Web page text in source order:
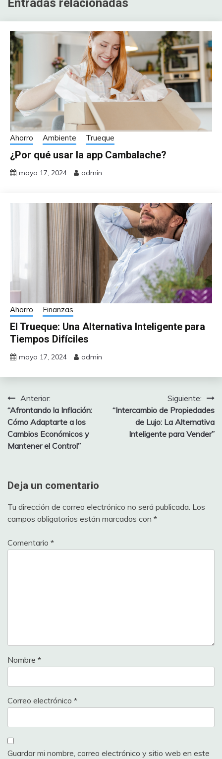
Ahorro Ambiente Trueque
¿Por qué usar la app Cambalache?
mayo 17, 2024 admin
Ahorro Finanzas
El Trueque: Una Alternativa Inteligente para
Tiempos Difíciles
mayo 17, 2024 admin
Navegación
de
entradas
Anterior:
“Afrontando la Inflación:
Cómo Adaptarte a los
Cambios Económicos y
Mantener el Control”
Siguiente:
“Intercambio de Propiedades
de Lujo: La Alternativa
Inteligente para Vender”
Deja un comentario
Tu dirección de correo electrónico no será publicada. Los
campos obligatorios están marcados con *
Comentario *
Nombre *
Correo electrónico *
Guardar mi nombre, correo electrónico y sitio web en este